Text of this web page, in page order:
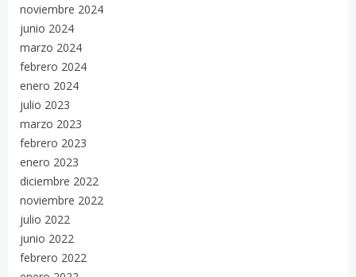
noviembre 2024
junio 2024
marzo 2024
febrero 2024
enero 2024
julio 2023
marzo 2023
febrero 2023
enero 2023
diciembre 2022
noviembre 2022
julio 2022
junio 2022
febrero 2022